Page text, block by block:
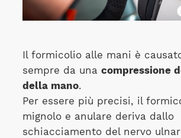
Il formicolio alle mani è
sempre da una compressione
della mano.
Per essere più precisi, il
mignolo e anulare deriva dallo
schiacciamento del nervo